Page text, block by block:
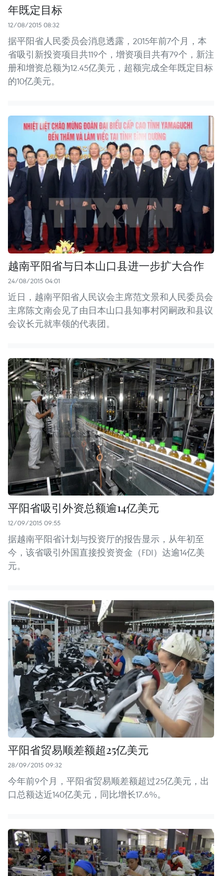
年既定目标
12/08/2015 08:32
据平阳省人民委员会消息透露，2015年前7个月，本
省吸引新投资项目共119个，增资项目共有79个，新注
册和增资总额为12.45亿美元，超额完成全年既定目标
的10亿美元。
越南平阳省与日本山口县进一步扩大合作
24/08/2015 04:01
近日，越南平阳省人民议会主席范文景和人民委员会
主席陈文南会见了由日本山口县知事村冈嗣政和县议
会议长元就率领的代表团。
平阳省吸引外资总额逾14亿美元
12/09/2015 09:55
据越南平阳省计划与投资厅的报告显示，从年初至
今，该省吸引外国直接投资资金（FDI）达逾14亿美
元。
平阳省贸易顺差额超25亿美元
28/09/2015 09:32
今年前9个月，平阳省贸易顺差额超过25亿美元，出
口总额达近140亿美元，同比增长17.6%。